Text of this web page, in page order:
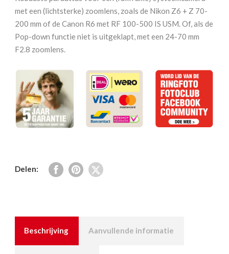
V3.0
aantal
met een (lichtsterke) zoomlens, zoals de Nikon Z6 + Z 70-
200 mm of de Canon R6 met RF 100-500 IS USM. Of, als de
Pop-down functie niet is uitgeklapt, met een 24-70 mm
F2.8 zoomlens.
Delen:
Beschrijving Aanvullende informatie